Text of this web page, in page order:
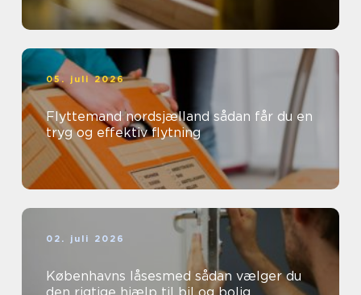
05. juli 2026
Flyttemand nordsjælland sådan får du en
tryg og effektiv flytning
02. juli 2026
Københavns låsesmed sådan vælger du